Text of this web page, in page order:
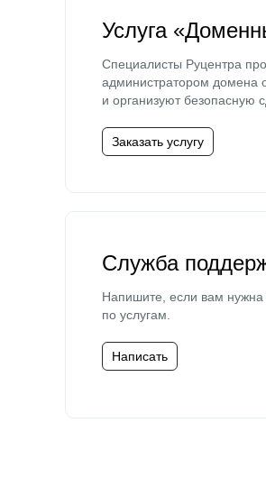
Услуга
Специалисты Руцентра
администратором домена
и организуют безопасную
Заказать услугу
Служба
Напишите, если вам
по услугам.
Написать